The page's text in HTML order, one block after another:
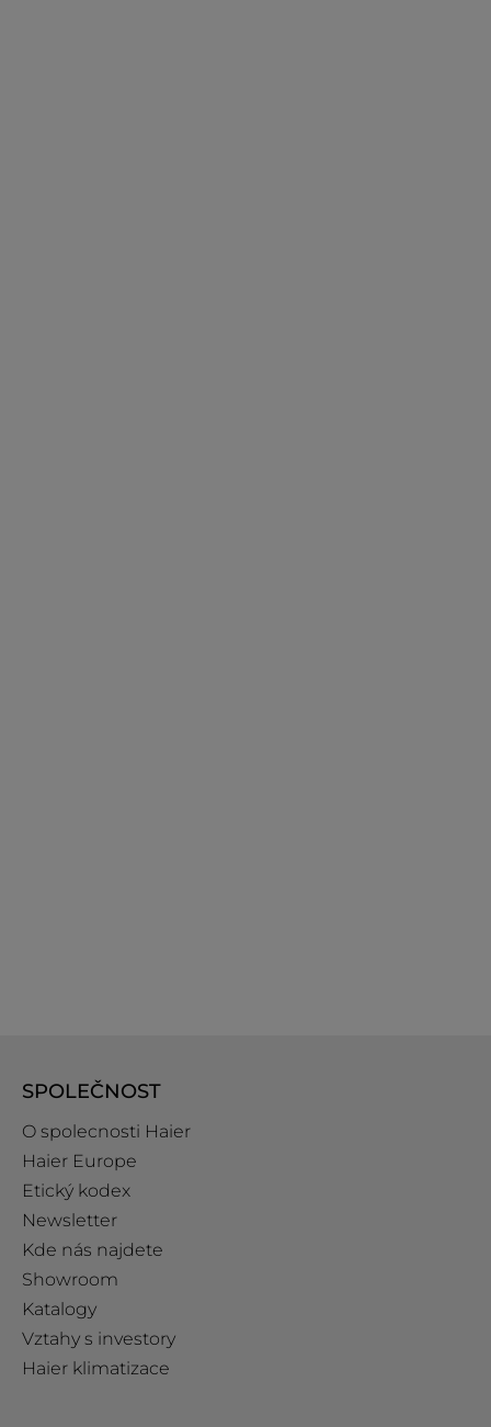
SPOLEČNOST
O spolecnosti Haier
Haier Europe
Etický kodex
Newsletter
Kde nás najdete
Showroom
Katalogy
Vztahy s investory
Haier klimatizace